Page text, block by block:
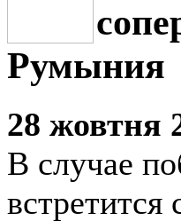
Румыния
28 жовтня
В случае